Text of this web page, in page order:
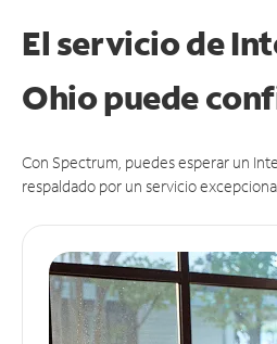
El servicio de
Ohio puede
Con Spectrum, puedes esperar un
respaldado por un servicio